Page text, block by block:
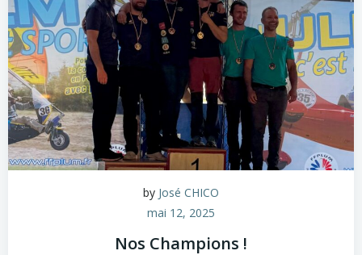
by José CHICO
mai 12, 2025
Nos Champions !